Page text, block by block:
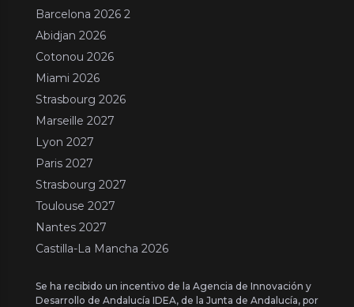
Barcelona 2026 2
Abidjan 2026
Cotonou 2026
Miami 2026
Strasbourg 2026
Marseille 2027
Lyon 2027
Paris 2027
Strasbourg 2027
Toulouse 2027
Nantes 2027
Castilla-La Mancha 2026
Se ha recibido un incentivo de la Agencia de Innovación y
Desarrollo de Andalucía IDEA, de la Junta de Andalucía, por